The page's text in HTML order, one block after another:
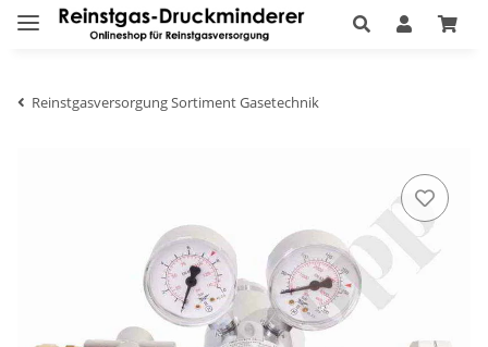
Reinstgasversorgung Sortiment Gasetechnik